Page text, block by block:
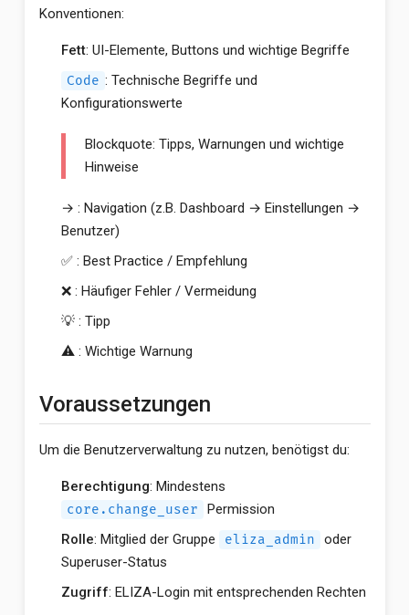
Konventionen:
Fett: UI-Elemente, Buttons und wichtige Begriffe
Code : Technische Begriffe und
Konfigurationswerte
Blockquote: Tipps, Warnungen und wichtige
Hinweise
→ : Navigation (z.B. Dashboard → Einstellungen →
Benutzer)
✅ : Best Practice / Empfehlung
❌ : Häufiger Fehler / Vermeidung
💡 : Tipp
⚠️ : Wichtige Warnung
Voraussetzungen
Um die Benutzerverwaltung zu nutzen, benötigst du:
Berechtigung: Mindestens
core.change_user
Permission
Rolle: Mitglied der Gruppe eliza_admin
oder
Superuser-Status
Zugriff: ELIZA-Login mit entsprechenden Rechten